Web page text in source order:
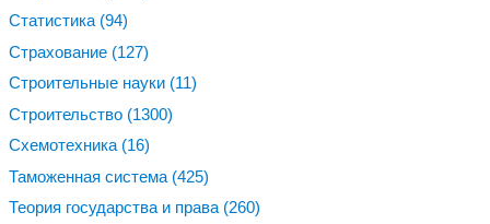
Статистика (94)
Страхование (127)
Строительные науки (11)
Строительство (1300)
Схемотехника (16)
Таможенная система (425)
Теория государства и права (260)